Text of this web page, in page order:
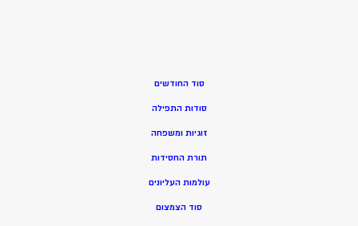
סוד החודשים
סודות התפילה
זוגיות ומשפחה
תורת החסידות
עולמות העליונים
סוד הצמצום